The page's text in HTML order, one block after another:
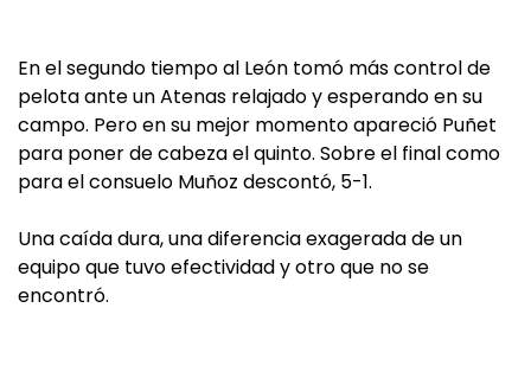
En el segundo tiempo al León tomó más control de
pelota ante un Atenas relajado y esperando en su
campo. Pero en su mejor momento apareció Puñet
para poner de cabeza el quinto. Sobre el final como
para el consuelo Muñoz descontó, 5-1.
Una caída dura, una diferencia exagerada de un
equipo que tuvo efectividad y otro que no se
encontró.